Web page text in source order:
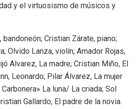
y el virtuosismo de músicos y
Cristian Zárate, piano;
Olvido Lanza, violín; Amador Rojas,
Alvarez, La madre; Cristian Miño, El
Leonardo; Pilar Álvarez, La mujer
La luna/ La criada; Sol
Gallardo, El padre de la novia.